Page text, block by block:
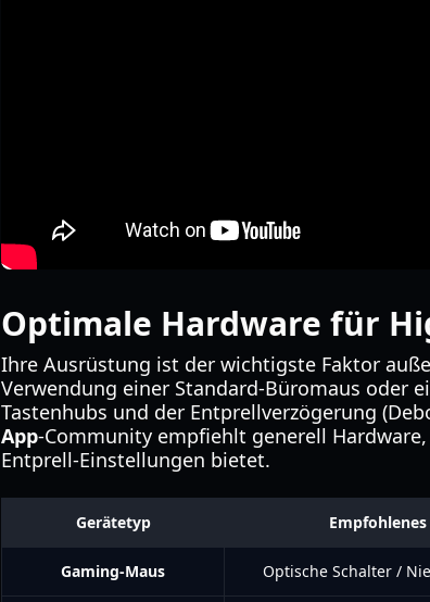
Optimale Hardware für
Ihre Ausrüstung ist der wichtigste Faktor
Verwendung einer Standard-Büromaus oder
Tastenhubs und der Entprellverzögerung
App-Community empfiehlt generell
Entprell-Einstellungen bietet.
Gerätetyp
Gaming-Maus Optische Schalter /